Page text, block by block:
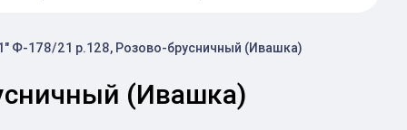
Ф-178/21 р.128, Розово-брусничный (Ивашка)
(Ивашка)